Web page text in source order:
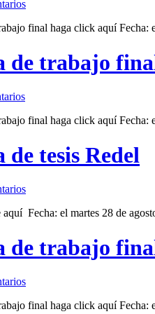
final haga click aquí
de trabajo
final haga click aquí
de tesis Redel
aquí Fecha: el martes 28 de
de trabajo
final haga click aquí